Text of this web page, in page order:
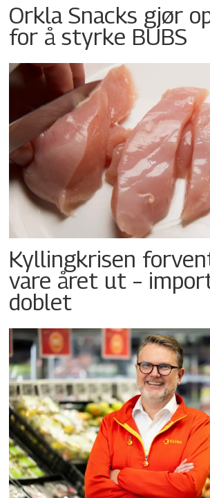
Orkla Snacks gjør
for å styrke BUBS
Kyllingkrisen
vare året ut –
doblet